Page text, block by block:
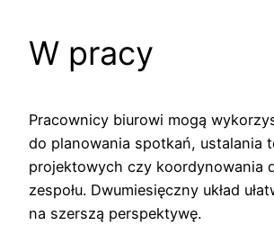
W pracy
Pracownicy biurowi mogą
do planowania spotkań, ustalania
projektowych czy koordynowania
zespołu. Dwumiesięczny układ
na szerszą perspektywę.